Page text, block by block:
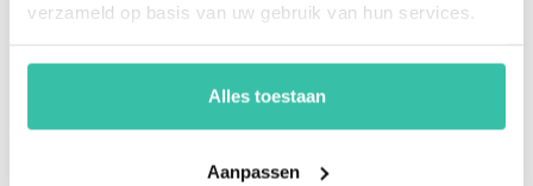
verzameld op basis van uw gebruik van hun services.
Alles toestaan
Aanpassen
weerbaar en compliant
wereld. Mijn focus ligt
op oplossingen die écht